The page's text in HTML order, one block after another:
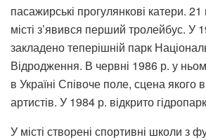
пасажирські прогулянкові катери.
місті з’явився перший тролейбус. У
закладено теперішній парк
Відродження. В червні 1986 р. у
в Україні Співоче поле, сцена якого
артистів. У 1984 р. відкрито
У місті створені спортивні школи з